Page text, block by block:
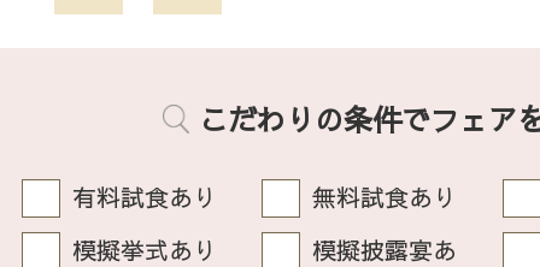
こだわりの条件でフェア
有料試食あり
無料試食あり
模擬挙式あり
模擬披露宴あ